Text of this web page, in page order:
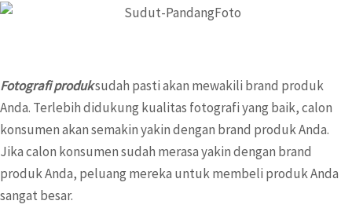
Fotografi produksudah pasti akan mewakili brand produk
Anda. Terlebih didukung kualitas fotografi yang baik, calon
konsumen akan semakin yakin dengan brand produk Anda.
Jika calon konsumen sudah merasa yakin dengan brand
produk Anda, peluang mereka untuk membeli produk Anda
sangat besar.